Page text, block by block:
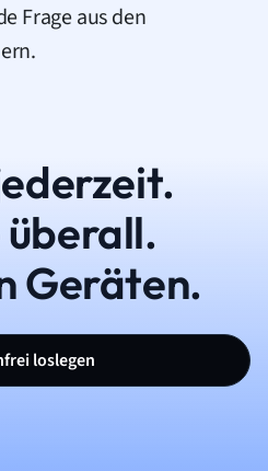
Frage aus den
überall.
Geräten.
loslegen